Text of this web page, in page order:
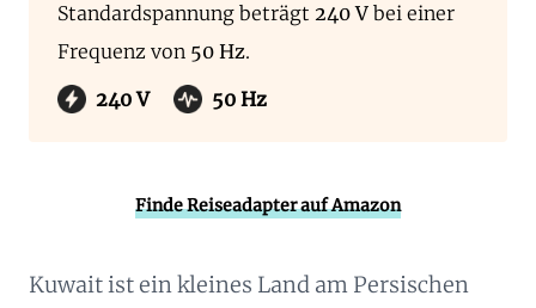
Standardspannung beträgt 240 V bei einer
Frequenz von 50 Hz.
240 V
50 Hz
Finde Reiseadapter auf Amazon
Kuwait ist ein kleines Land am Persischen